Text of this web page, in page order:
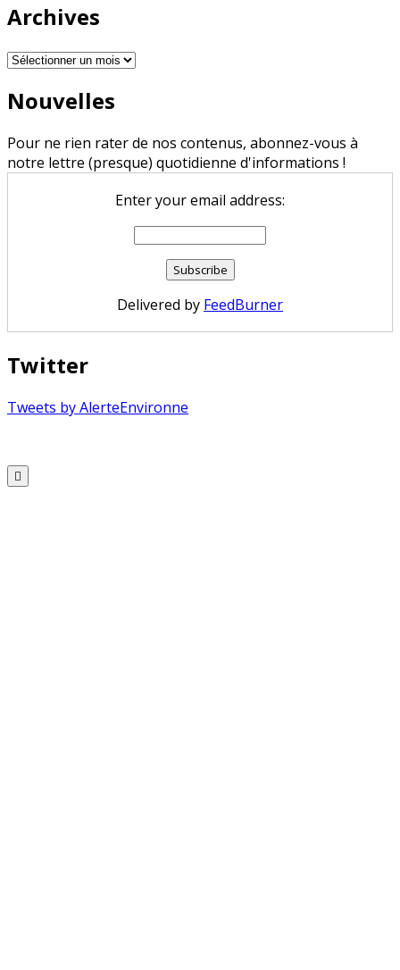
Archives
Archives
Nouvelles
Pour ne rien rater de nos contenus, abonnez-vous à
notre lettre (presque) quotidienne d'informations !
Enter your email address:
Delivered by FeedBurner
Twitter
Tweets by AlerteEnvironne
to